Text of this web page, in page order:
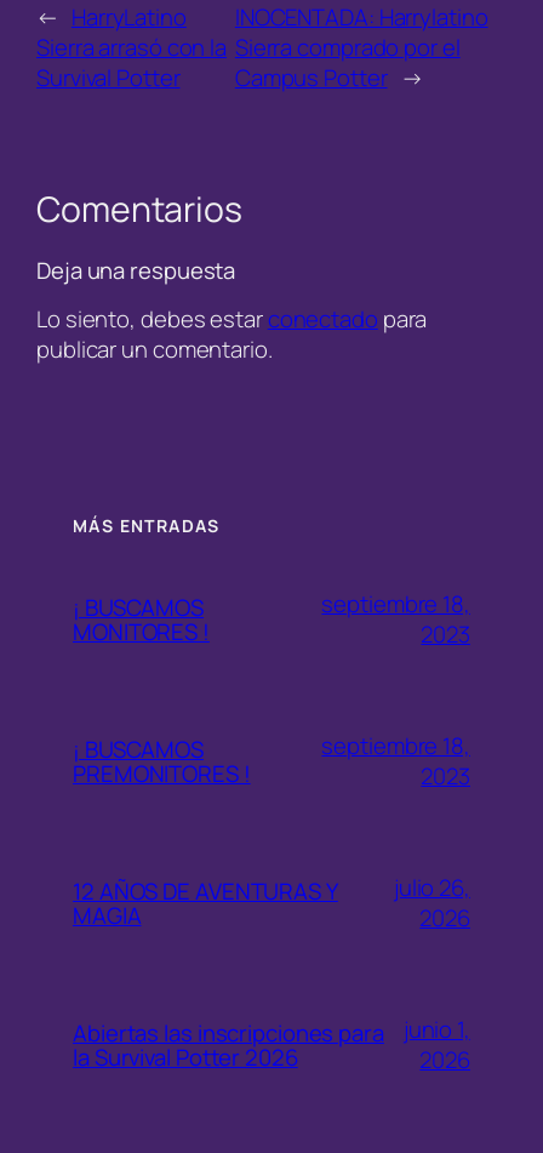
← HarryLatino
Sierra arrasó con la
Survival Potter
INOCENTADA: Harrylatino
Sierra comprado por el
Campus Potter →
Comentarios
Deja una respuesta
Lo siento, debes estarconectado para
publicar un comentario.
MÁS ENTRADAS
¡ BUSCAMOS
MONITORES !
septiembre 18,
2023
¡ BUSCAMOS
PREMONITORES !
septiembre 18,
2023
12 AÑOS DE AVENTURAS Y
MAGIA
julio 26,
2026
Abiertas las inscripciones para
la Survival Potter 2026
junio 1,
2026